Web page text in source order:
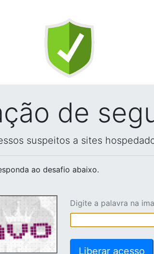
de
suspeitos a sites
ao desafio abaixo.
Digite a palavra na